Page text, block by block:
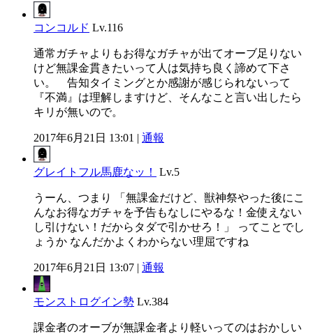
コンコルド Lv.116
通常ガチャよりもお得なガチャが出てオーブ足りない
けど無課金貫きたいって人は気持ち良く諦めて下さ
い。 告知タイミングとか感謝が感じられないって
『不満』は理解しますけど、そんなこと言い出したら
キリが無いので。
2017年6月21日 13:01 | 通報
グレイトフル馬鹿なッ！ Lv.5
うーん、つまり 「無課金だけど、獣神祭やった後にこ
んなお得なガチャを予告もなしにやるな！金使えない
し引けない！だからタダで引かせろ！」 ってことでし
ょうか なんだかよくわからない理屈ですね
2017年6月21日 13:07 | 通報
モンストログイン勢 Lv.384
課金者のオーブが無課金者より軽いってのはおかしい